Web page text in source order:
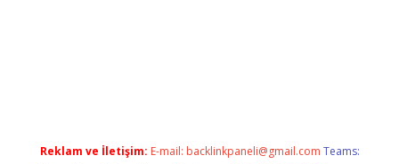
Reklam ve İletişim: E-mail: backlinkpaneli@gmail.com Teams: